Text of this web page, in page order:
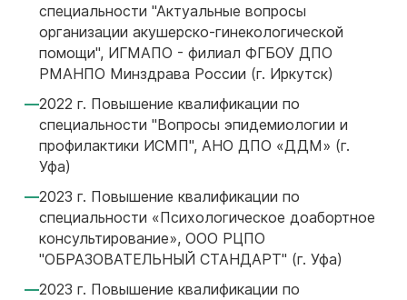
специальности "Актуальные вопросы
организации акушерско-гинекологической
помощи", ИГМАПО - филиал ФГБОУ ДПО
РМАНПО Минздрава России (г. Иркутск)
2022 г. Повышение квалификации по
специальности "Вопросы эпидемиологии и
профилактики ИСМП", АНО ДПО «ДДМ» (г.
Уфа)
2023 г. Повышение квалификации по
специальности «Психологическое доабортное
консультирование», ООО РЦПО
"ОБРАЗОВАТЕЛЬНЫЙ СТАНДАРТ" (г. Уфа)
2023 г. Повышение квалификации по